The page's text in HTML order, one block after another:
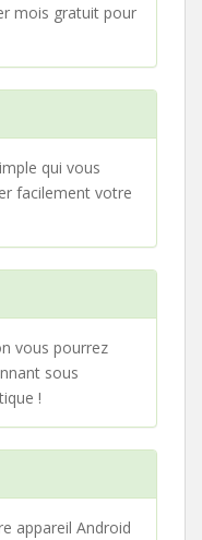
mois gratuit pour
qui vous
facilement votre
vous pourrez
sous
!
appareil Android